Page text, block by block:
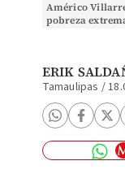
Américo
pobreza
ERIK
Tamaulipas /